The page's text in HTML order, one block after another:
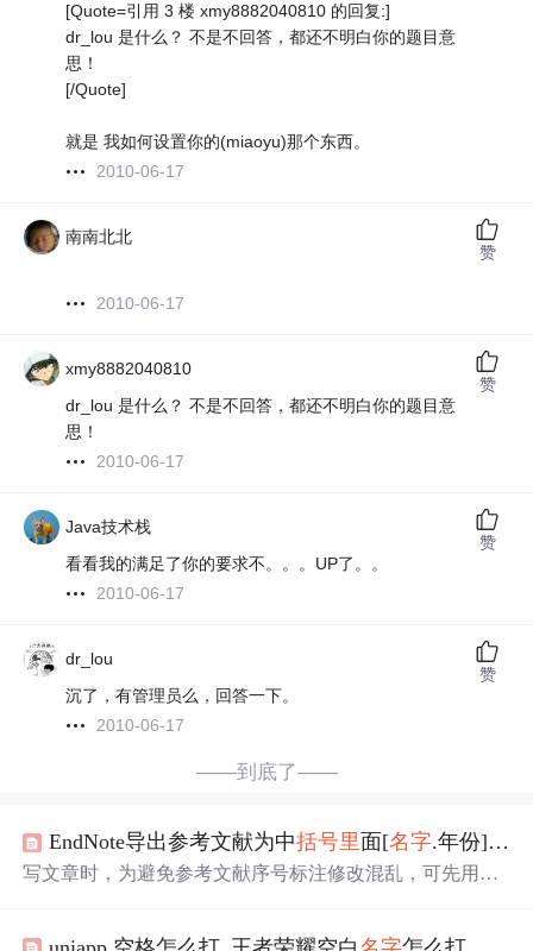
[Quote=引用 3 楼 xmy8882040810 的回复:]
dr_lou 是什么？ 不是不回答，都还不明白你的题目意
思！
[/Quote]
就是 我如何设置你的(miaoyu)那个东西。
2010-06-17
南南北北
2010-06-17
赞
xmy8882040810
dr_lou 是什么？ 不是不回答，都还不明白你的题目意
思！
2010-06-17
赞
Java技术栈
看看我的满足了你的要求不。。。UP了。。
2010-06-17
赞
dr_lou
沉了，有管理员么，回答一下。
2010-06-17
赞
——到底了——
EndNote导出参考文献为中括号里面[名字.年份]设置
写文章时，为避免参考文献序号标注修改混乱，可先用 名